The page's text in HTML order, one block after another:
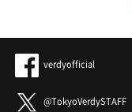
verdyofficial
@TokyoVerdySTAFF